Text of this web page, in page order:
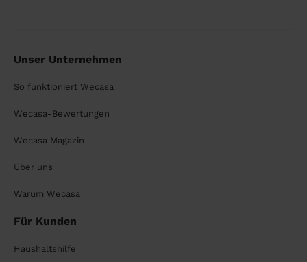
Unser Unternehmen
So funktioniert Wecasa
Wecasa-Bewertungen
Wecasa Magazin
Über uns
Warum Wecasa
Für Kunden
Haushaltshilfe